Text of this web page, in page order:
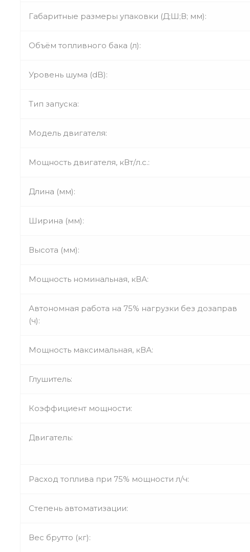
Габаритные размеры упаковки (Д;Ш;В; мм):
Объём топливного бака (л):
Уровень шума (dB):
Тип запуска:
Модель двигателя:
Мощность двигателя, кВт/л.с.:
Длина (мм):
Ширина (мм):
Высота (мм):
Мощность номинальная, кВА:
Автономная работа на 75% нагрузки без дозаправ
(ч):
Мощность максимальная, кВА:
Глушитель:
Коэффициент мощности:
Двигатель:
Расход топлива при 75% мощности л/ч:
Степень автоматизации:
Вес брутто (кг):